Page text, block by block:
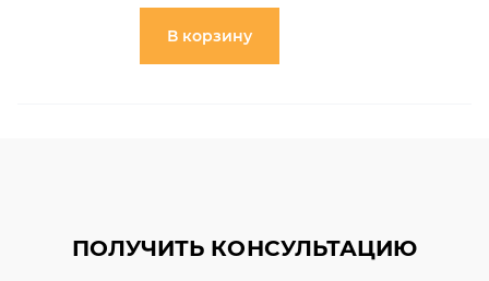
В корзину
ПОЛУЧИТЬ КОНСУЛЬТАЦИЮ